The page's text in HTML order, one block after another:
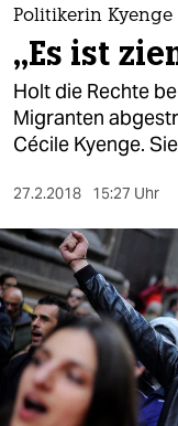
themen
politik
öko
gesellschaft
sport
berlin
nord
wahrheit
Politikerin
„Es ist
Holt die Rechte
Migranten
Cécile Kyenge.
27.2.2018 15:27 Uhr